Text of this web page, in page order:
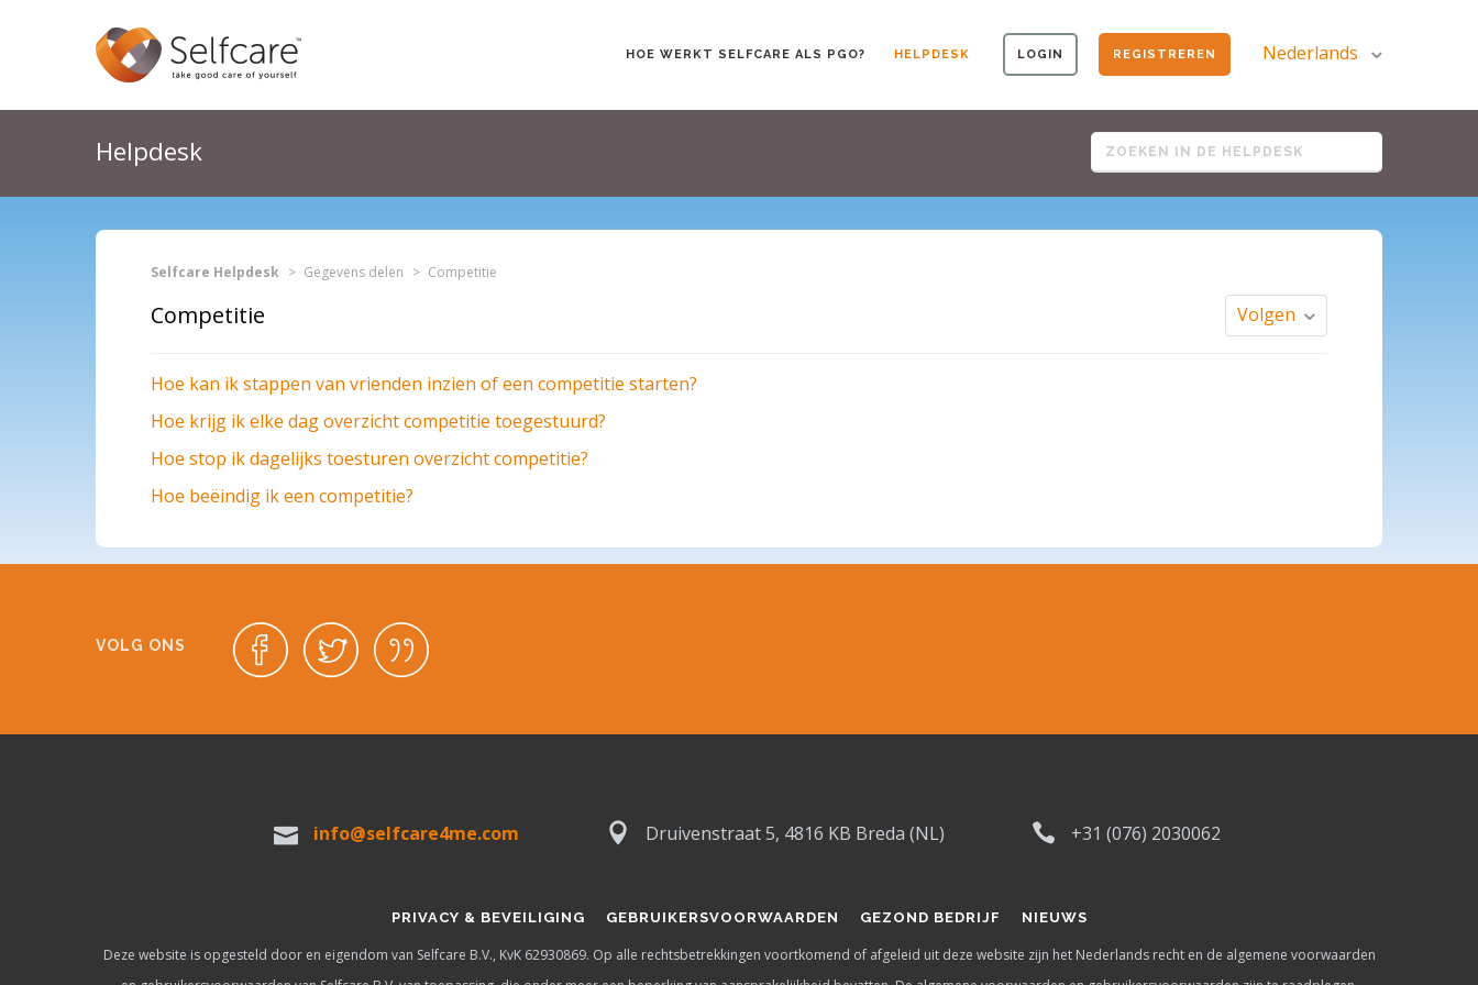
HOE WERKT SELFCARE ALS PGO? HELPDESK LOGIN REGISTREREN Nederlands
Helpdesk
Selfcare Helpdesk Gegevens delen Competitie
Competitie Volgen
Hoe kan ik stappen van vrienden inzien of een competitie starten?
Hoe krijg ik elke dag overzicht competitie toegestuurd?
Hoe stop ik dagelijks toesturen overzicht competitie?
Hoe beëindig ik een competitie?
VOLG ONS
info@selfcare4me.com Druivenstraat 5, 4816 KB Breda (NL) +31 (076) 2030062
PRIVACY & BEVEILIGING GEBRUIKERSVOORWAARDEN GEZOND BEDRIJF NIEUWS
Deze website is opgesteld door en eigendom van Selfcare B.V., KvK 62930869. Op alle rechtsbetrekkingen voortkomend of afgeleid uit deze website zijn het Nederlands recht en de algemene voorwaarden